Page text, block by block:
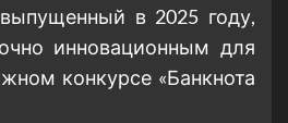
в 2025 году,
инновационным для
конкурсе «Банкнота